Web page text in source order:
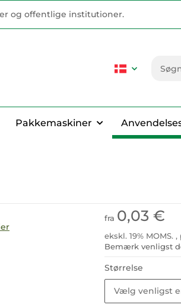
og offentlige institutioner.
Pakkemaskiner
fra 0,03 €
ekskl. 19% MOMS. ,
Bemærk venligst
Størrelse
Vælg venligst